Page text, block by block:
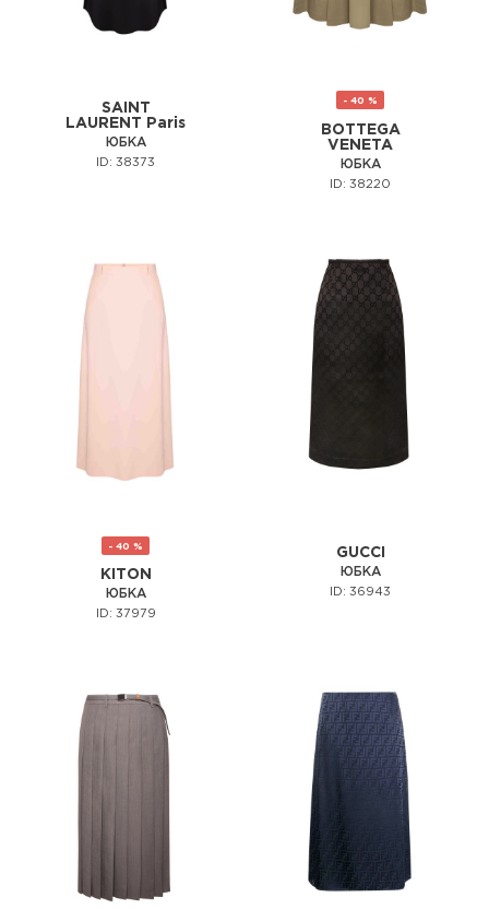
SAINT
LAURENT Paris
ЮБКА
ID: 38373
- 40 %
BOTTEGA
VENETA
ЮБКА
ID: 38220
- 40 %
KITON
ЮБКА
ID: 37979
GUCCI
ЮБКА
ID: 36943